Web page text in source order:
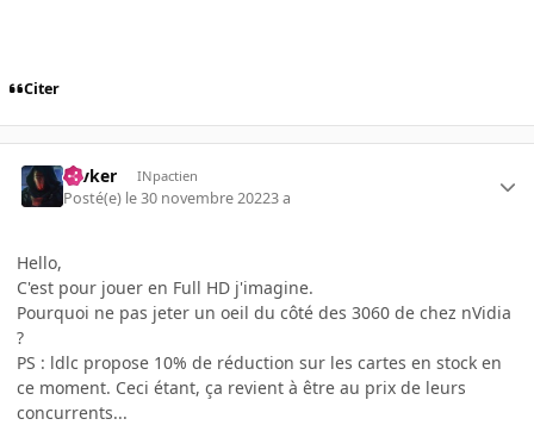
Citer
revker INpactien
Posté(e) le 30 novembre 20223 a
Hello,
C'est pour jouer en Full HD j'imagine.
Pourquoi ne pas jeter un oeil du côté des 3060 de chez nVidia
?
PS : ldlc propose 10% de réduction sur les cartes en stock en
ce moment. Ceci étant, ça revient à être au prix de leurs
concurrents...